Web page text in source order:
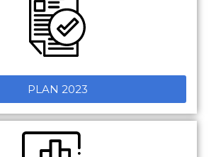
PLAN 2023